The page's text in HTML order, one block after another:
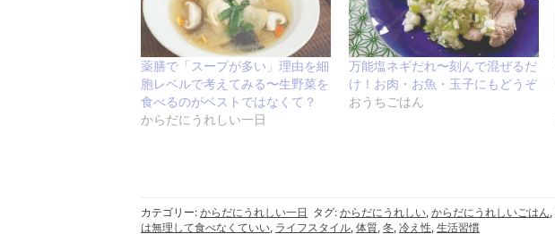
薬膳で「スープが多い」理由を細
胞レベルで考えてみる〜生野菜を
食べるのがベストではなくて？
からだにうれしい一日
万能塩ネギだれ〜刻んで混ぜるだ
け！お肉・お魚・玉子にもどうぞ
おうちごはん
カテゴリー: からだにうれしい一日 タグ: からだにうれしい, からだにうれしいごはん,
は無理して食べなくていい, ライフスタイル, 体質, 冬, 冷え性, 生活習慣